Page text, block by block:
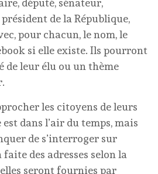
député, sénateur,
de la République,
pour chacun, le nom, le
si elle existe. Ils pourront
de leur élu ou un thème
les citoyens de leurs
dans l’air du temps, mais
de s’interroger sur
des adresses selon la
seront fournies par